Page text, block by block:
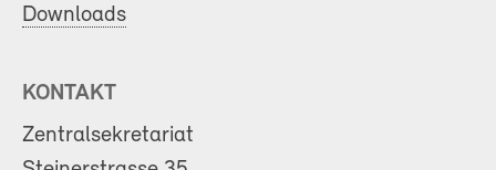
Downloads
KONTAKT
Zentralsekretariat